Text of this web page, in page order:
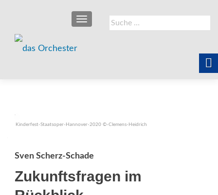
Suche
nach:
SCHALTE NAVIGATION
Kinderfest-Staatsoper-Hannover-2020 ©-Clemens-Heidrich
Sven Scherz-Schade
Zukunftsfragen im